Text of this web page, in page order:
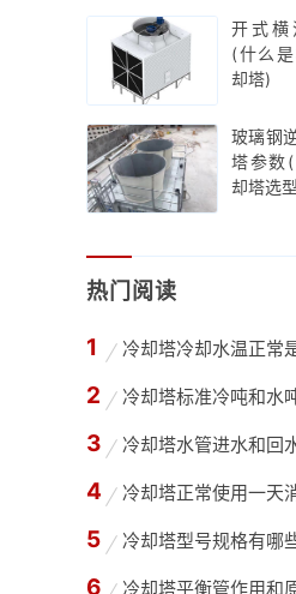
开式横
(什么
却塔)
玻璃钢
塔参数
却塔选
热门阅读